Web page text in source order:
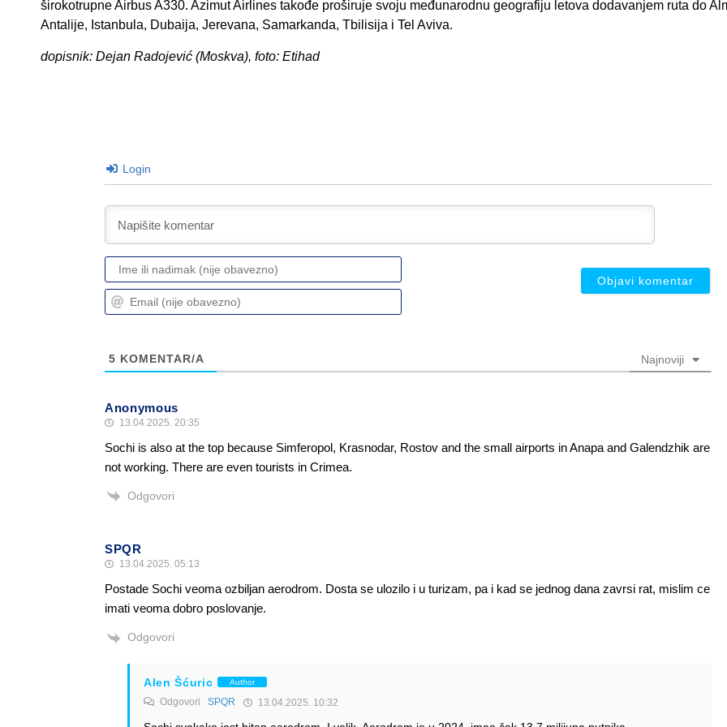
širokotrupne Airbus A330. Azimut Airlines takođe proširuje svoju međunarodnu geografiju letova dodavanjem ruta do
Antalije, Istanbula, Dubaija, Jerevana, Samarkanda, Tbilisija i Tel Aviva.
dopisnik: Dejan Radojević (Moskva), foto: Etihad
Login
Ime
ili
nadimak
Email
(nije
5 KOMENTAR/A Najnoviji
Anonymous
13.04.2025. 20:35
Sochi is also at the top because Simferopol, Krasnodar, Rostov and the small airports in Anapa and Galendzhik are
not working. There are even tourists in Crimea.
Odgovori
SPQR
13.04.2025. 05:13
Postade Sochi veoma ozbiljan aerodrom. Dosta se ulozilo i u turizam, pa i kad se jednog dana zavrsi rat, mislim ce
imati veoma dobro poslovanje.
Odgovori
Alen Šćuric Author
Odgovori SPQR 13.04.2025. 10:32